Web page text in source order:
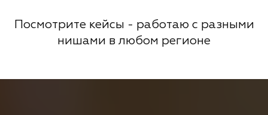
Посмотрите кейсы - работаю с разными
нишами в любом регионе